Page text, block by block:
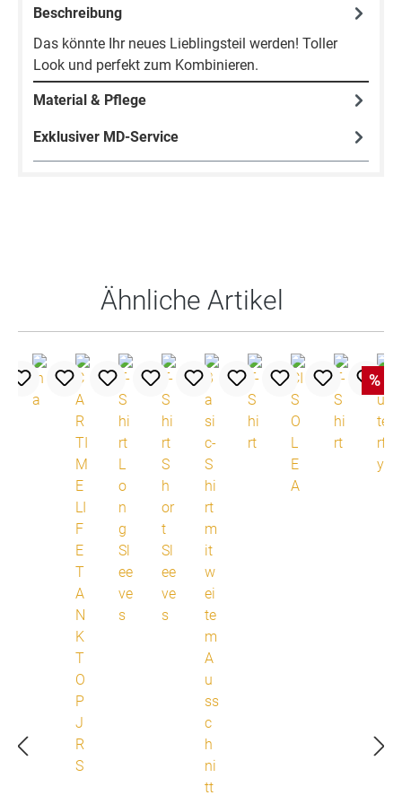
Beschreibung
Das könnte Ihr neues Lieblingsteil werden! Toller
Look und perfekt zum Kombinieren.
Material & Pflege
Exklusiver MD-Service
Ähnliche Artikel
%